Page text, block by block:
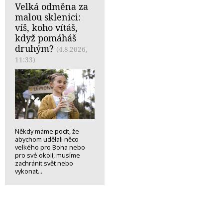
Velká odměna za
malou sklenici:
víš, koho vítáš,
když pomáháš
druhým? (4.8.2026,
11:33)
Někdy máme pocit, že
abychom udělali něco
velkého pro Boha nebo
pro své okolí, musíme
zachránit svět nebo
vykonat...